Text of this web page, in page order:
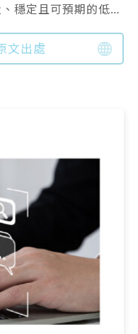
穩定且可預期的低延
可用性的需求。
文出處